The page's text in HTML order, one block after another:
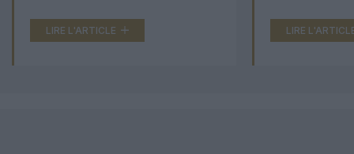
LIRE L'ARTICLE LIRE